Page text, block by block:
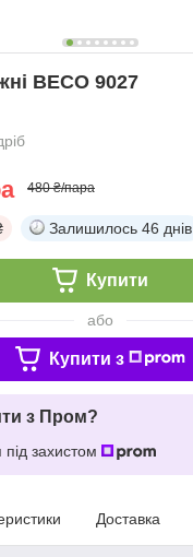
BECO 9027
480 ₴/пара
Залишилось 46 днів
Купити
або
Купити з
з Пром?
захистом
Доставка